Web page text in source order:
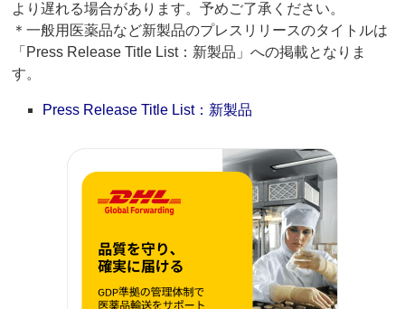
より遅れる場合があります。予めご了承ください。
＊一般用医薬品など新製品のプレスリリースのタイトルは
「Press Release Title List：新製品」への掲載となりま
す。
Press Release Title List：新製品